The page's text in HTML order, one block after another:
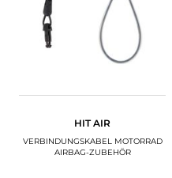
HIT AIR
VERBINDUNGSKABEL MOTORRAD
AIRBAG-ZUBEHÖR